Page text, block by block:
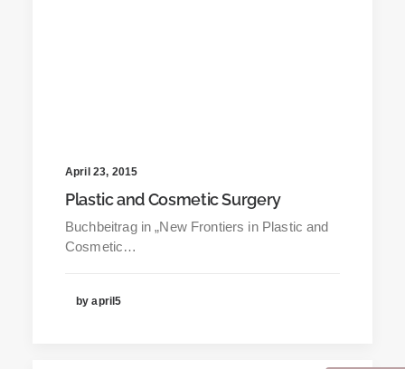
April 23, 2015
Plastic and Cosmetic Surgery
Buchbeitrag in „New Frontiers in Plastic and
Cosmetic…
by april5